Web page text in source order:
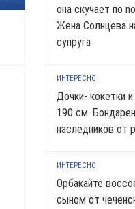
она скучает по
Жена Солнцева
супруга
ИНТЕРЕСНО
Дочки- кокетки
190 см.
наследников от
ИНТЕРЕСНО
Орбакайте
сыном от